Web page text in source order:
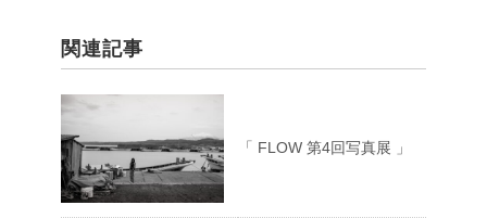
関連記事
「 FLOW 第4回写真展 」